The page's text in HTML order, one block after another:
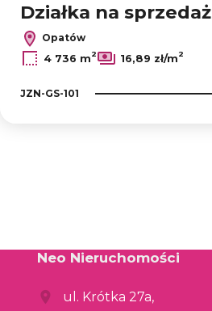
Działka na sprzedaż
Opatów
4 736 m2 16,89 zł/m2
JZN-GS-101
Neo Nieruchomości
ul. Krótka 27a,